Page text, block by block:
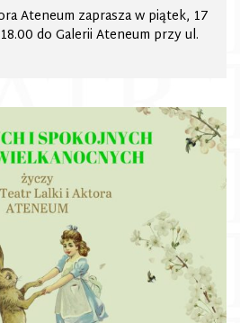
Ateneum zaprasza w piątek, 17
do Galerii Ateneum przy ul.